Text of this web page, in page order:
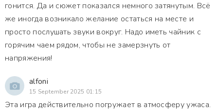
гонится. Да и сюжет показался немного затянутым. Всё
же иногда возникало желание остаться на месте и
просто послушать звуки вокруг. Надо иметь чайник с
горячим чаем рядом, чтобы не замерзнуть от
напряжения!
alfoni
15 September 2025 01:15
Эта игра действительно погружает в атмосферу ужаса.